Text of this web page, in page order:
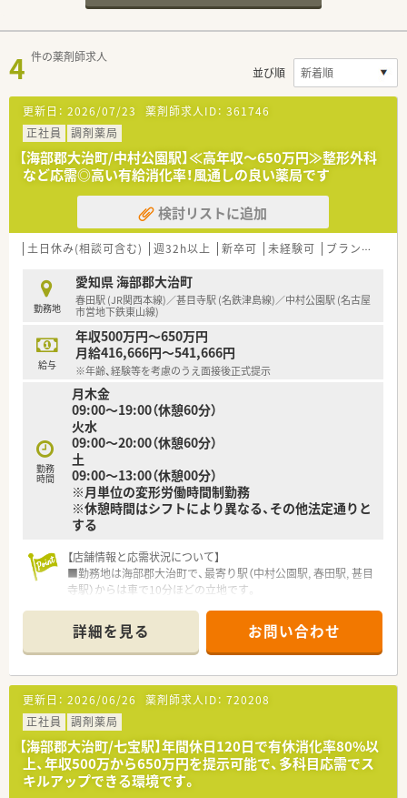
4 件の薬剤師求人
並び順
更新日： 2026/07/23 薬剤師求人ID： 361746
正社員
調剤薬局
【海部郡大治町/中村公園駅】≪高年収～650万円≫整形外科
など応需◎高い有給消化率！風通しの良い薬局です
検討リストに追加
土日休み(相談可含む) 週32h以上 新卒可 未経験可 ブランク可
勤務地
愛知県 海部郡大治町
春田駅 (JR関西本線)／甚目寺駅 (名鉄津島線)／中村公園駅 (名古屋
市営地下鉄東山線)
給与
年収500万円～650万円
月給416,666円～541,666円
※年齢、経験等を考慮のうえ面接後正式提示
勤務
時間
月木金
09:00～19:00（休憩60分）
火水
09:00〜20:00（休憩60分）
土
09:00～13:00（休憩00分）
※月単位の変形労働時間制勤務
※休憩時間はシフトにより異なる、その他法定通りと
する
【店舗情報と応需状況について】
■勤務地は海部郡大治町で、最寄り駅（中村公園駅, 春田駅, 甚目
寺駅）からは車で10分ほどの立地です。
幅広い処方箋に触れることができます。
■地域密着型の調剤薬局として、周辺の医療機関と連携しながら
患者様の健康をサポートしています。
【想定される業務内容】
■主な業務は、調剤、監査、服薬指導となり、OTC販売も含まれる
場合があります。
■内科、小児科、消化器科、整形外科と多科目を応需するため、幅
広い知識と経験を積むことができます。
■地域の方々の健康を支えるため、丁寧なコミュニケーションを
大切にした服薬指導が求められます。
詳細を見る お問い合わせ
更新日： 2026/06/26 薬剤師求人ID： 720208
正社員
調剤薬局
【海部郡大治町/七宝駅】年間休日120日で有休消化率80%以
上、年収500万から650万円を提示可能で、多科目応需でス
キルアップできる環境です。